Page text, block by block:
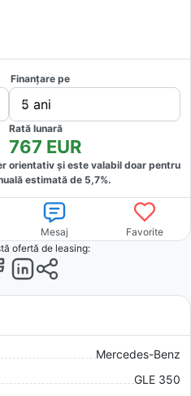
Finanțare pe
5 ani
Rată lunară
767 EUR
orientativ și este valabil doar pentru
estimată de 5,7%.
Mesaj
Favorite
ofertă de leasing:
Mercedes-Benz
GLE 350